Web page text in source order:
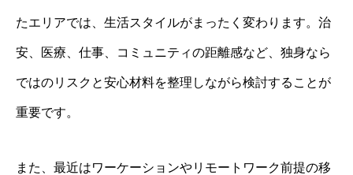
たエリアでは、生活スタイルがまったく変わります。治
安、医療、仕事、コミュニティの距離感など、独身なら
ではのリスクと安心材料を整理しながら検討することが
重要です。
また、最近はワーケーションやリモートワーク前提の移